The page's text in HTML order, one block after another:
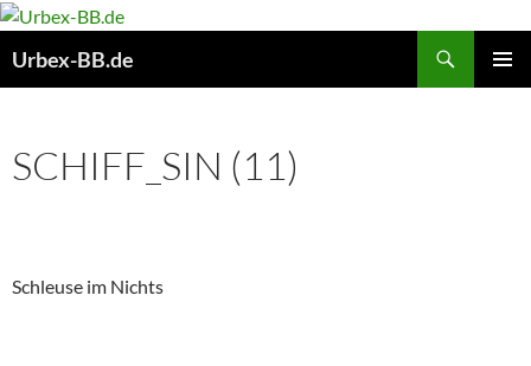
Urbex-BB.de
SCHIFF_SIN (11)
Schleuse im Nichts